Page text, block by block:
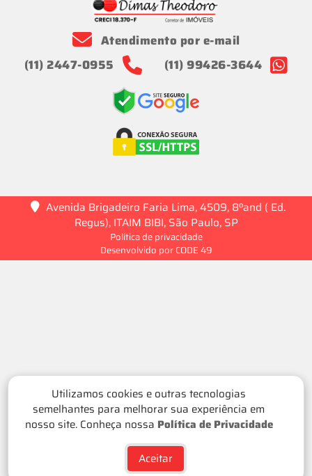
Utilizamos cookies e outras tecnologias
semelhantes para melhorar sua experiência em
nosso site. Conheça nossa Política de Privacidade
Aceitar
Atendimento por e-mail
(11) 2447-0955
(11) 99426-3644
Avenida Brigadeiro Faria Lima, 4509, 8ºand ( Ed.
Regus), ITAIM BIBI, São Paulo, SP
Política de privacidade
Desenvolvido por CODE 49